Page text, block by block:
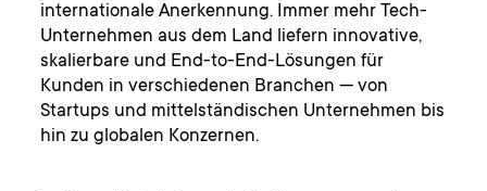
internationale Anerkennung. Immer mehr Tech-
Unternehmen aus dem Land liefern innovative,
skalierbare und End-to-End-Lösungen für
Kunden in verschiedenen Branchen — von
Startups und mittelständischen Unternehmen bis
hin zu globalen Konzernen.